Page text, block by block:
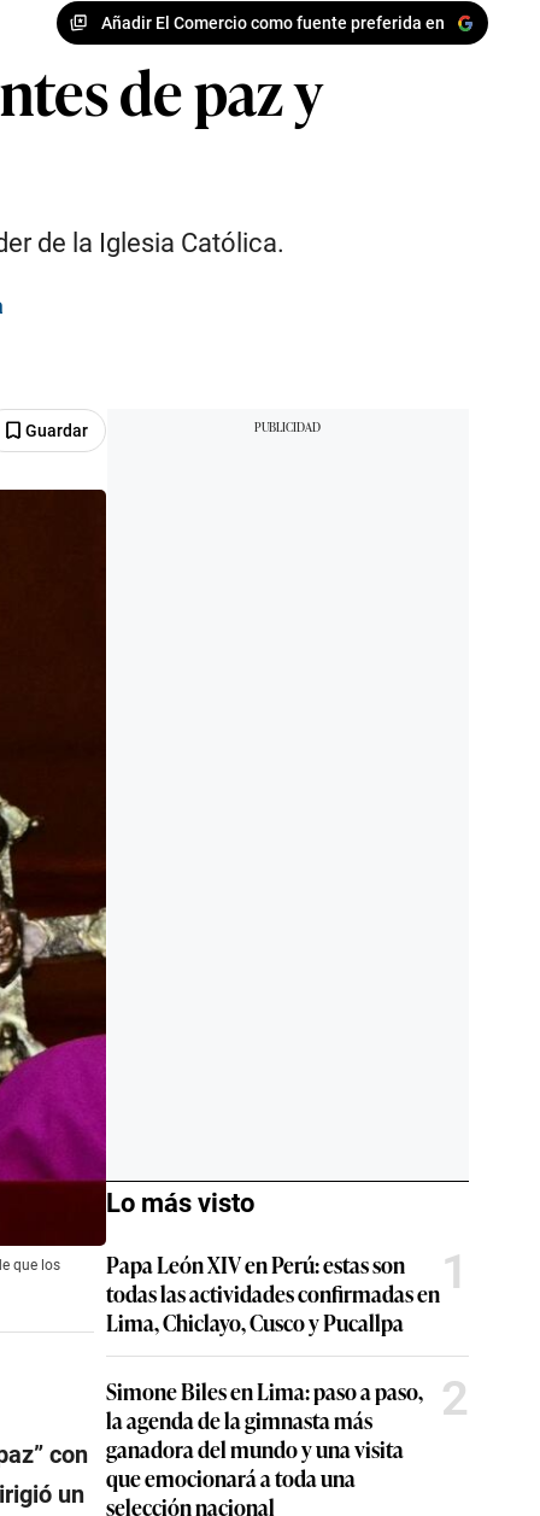
Añadir El Comercio como fuente preferida en
de paz y
de la Iglesia Católica.
Guardar
que los
con
un
Lo más visto
Papa León XIV en Perú: estas son
todas las actividades confirmadas en
Lima, Chiclayo, Cusco y Pucallpa
1
Simone Biles en Lima: paso a paso,
la agenda de la gimnasta más
ganadora del mundo y una visita
que emocionará a toda una
selección nacional
2